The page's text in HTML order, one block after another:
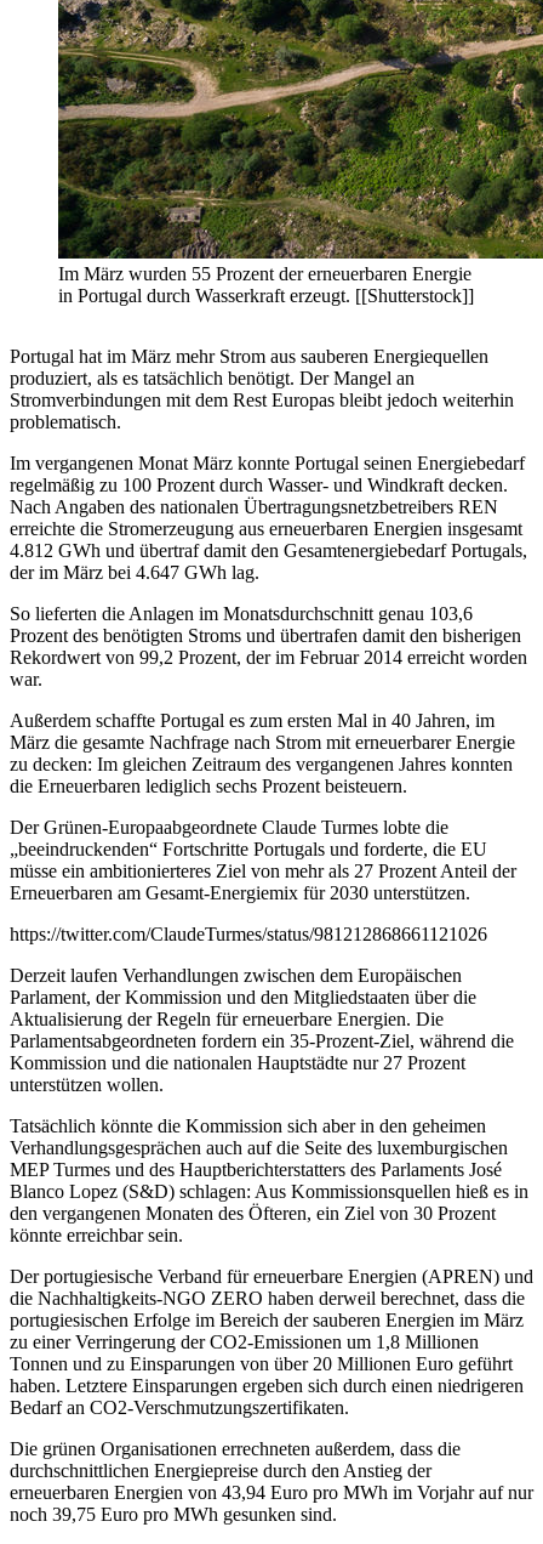
Im März wurden 55 Prozent der erneuerbaren Energie
in Portugal durch Wasserkraft erzeugt. [[Shutterstock]]
Portugal hat im März mehr Strom aus sauberen Energiequellen
produziert, als es tatsächlich benötigt. Der Mangel an
Stromverbindungen mit dem Rest Europas bleibt jedoch weiterhin
problematisch.
Im vergangenen Monat März konnte Portugal seinen Energiebedarf
regelmäßig zu 100 Prozent durch Wasser- und Windkraft decken.
Nach Angaben des nationalen Übertragungsnetzbetreibers REN
erreichte die Stromerzeugung aus erneuerbaren Energien insgesamt
4.812 GWh und übertraf damit den Gesamtenergiebedarf Portugals,
der im März bei 4.647 GWh lag.
So lieferten die Anlagen im Monatsdurchschnitt genau 103,6
Prozent des benötigten Stroms und übertrafen damit den bisherigen
Rekordwert von 99,2 Prozent, der im Februar 2014 erreicht worden
war.
Außerdem schaffte Portugal es zum ersten Mal in 40 Jahren, im
März die gesamte Nachfrage nach Strom mit erneuerbarer Energie
zu decken: Im gleichen Zeitraum des vergangenen Jahres konnten
die Erneuerbaren lediglich sechs Prozent beisteuern.
Der Grünen-Europaabgeordnete Claude Turmes lobte die
„beeindruckenden“ Fortschritte Portugals und forderte, die EU
müsse ein ambitionierteres Ziel von mehr als 27 Prozent Anteil der
Erneuerbaren am Gesamt-Energiemix für 2030 unterstützen.
https://twitter.com/ClaudeTurmes/status/981212868661121026
Derzeit laufen Verhandlungen zwischen dem Europäischen
Parlament, der Kommission und den Mitgliedstaaten über die
Aktualisierung der Regeln für erneuerbare Energien. Die
Parlamentsabgeordneten fordern ein 35-Prozent-Ziel, während die
Kommission und die nationalen Hauptstädte nur 27 Prozent
unterstützen wollen.
Tatsächlich könnte die Kommission sich aber in den geheimen
Verhandlungsgesprächen auch auf die Seite des luxemburgischen
MEP Turmes und des Hauptberichterstatters des Parlaments José
Blanco Lopez (S&D) schlagen: Aus Kommissionsquellen hieß es in
den vergangenen Monaten des Öfteren, ein Ziel von 30 Prozent
könnte erreichbar sein.
Der portugiesische Verband für erneuerbare Energien (APREN) und
die Nachhaltigkeits-NGO ZERO haben derweil berechnet, dass die
portugiesischen Erfolge im Bereich der sauberen Energien im März
zu einer Verringerung der CO2-Emissionen um 1,8 Millionen
Tonnen und zu Einsparungen von über 20 Millionen Euro geführt
haben. Letztere Einsparungen ergeben sich durch einen niedrigeren
Bedarf an CO2-Verschmutzungszertifikaten.
Die grünen Organisationen errechneten außerdem, dass die
durchschnittlichen Energiepreise durch den Anstieg der
erneuerbaren Energien von 43,94 Euro pro MWh im Vorjahr auf nur
noch 39,75 Euro pro MWh gesunken sind.